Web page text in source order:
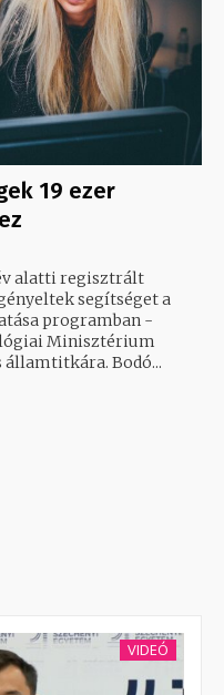
19 ezer
alatti regisztrált
segítséget a
programban -
Minisztérium
Bodó...
VIDEÓ